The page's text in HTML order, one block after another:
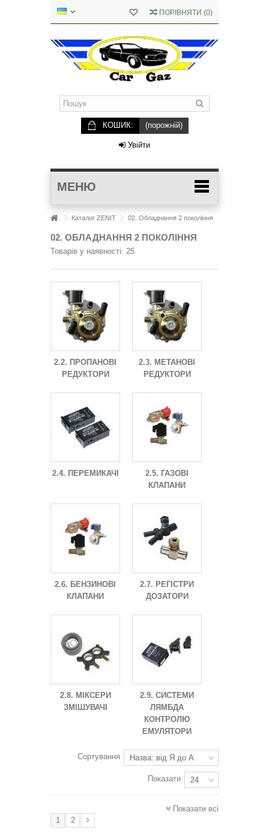
ПОРІВНЯТИ (0)
КОШИК: (порожній)
Увійти
МЕНЮ
Каталог ZENIT 02. Обладнання 2 покоління
02. ОБЛАДНАННЯ 2 ПОКОЛІННЯ
Товарів у наявності: 25
2.2. ПРОПАНОВІ
РЕДУКТОРИ
2.3. МЕТАНОВІ
РЕДУКТОРИ
2.4. ПЕРЕМИКАЧІ
2.5. ГАЗОВІ
КЛАПАНИ
2.6. БЕНЗИНОВІ
КЛАПАНИ
2.7. РЕГІСТРИ
ДОЗАТОРИ
2.8. МІКСЕРИ
ЗМІШУВАЧІ
2.9. СИСТЕМИ
ЛЯМБДА
КОНТРОЛЮ
ЕМУЛЯТОРИ
Сортування Назва: від Я до А
Показати 24
Показати всі
1
2